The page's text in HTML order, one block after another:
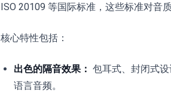
ISO 20109 等国际标准，这些标准对音
核心特性包括：
出色的隔音效果： 包耳式、封闭式
语言音频。